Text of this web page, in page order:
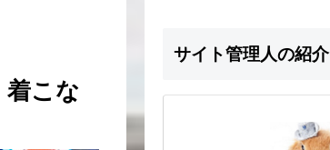
着こな
サイト管理人の紹介